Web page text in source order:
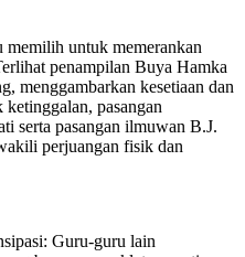
memilih untuk memerankan
penampilan Buya Hamka
menggambarkan kesetiaan dan
pasangan
serta pasangan ilmuwan B.J.
perjuangan fisik dan
Guru-guru lain